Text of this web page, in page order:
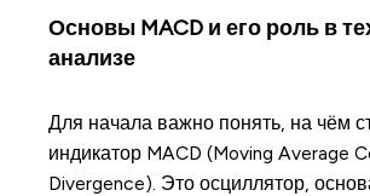
Основы MACD и его роль в
анализе
Для начала важно понять, на чём
индикатор MACD (Moving Average
Divergence). Это осциллятор,